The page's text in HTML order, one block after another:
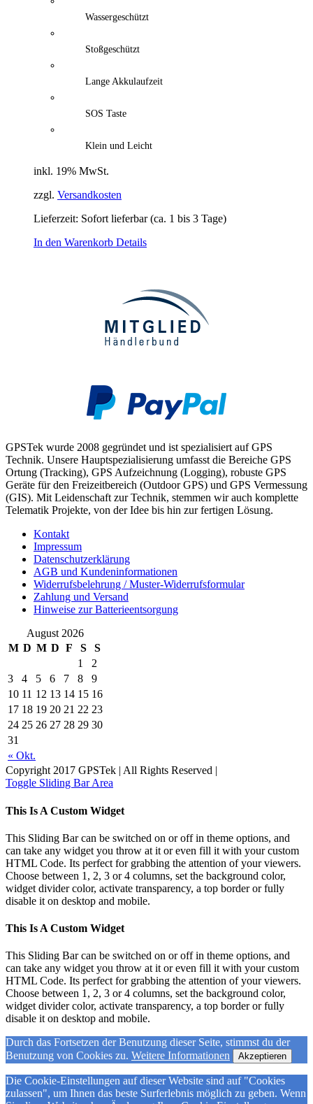
Wassergeschützt
Stoßgeschützt
Lange Akkulaufzeit
SOS Taste
Klein und Leicht
inkl. 19% MwSt.
zzgl. Versandkosten
Lieferzeit: Sofort lieferbar (ca. 1 bis 3 Tage)
In den Warenkorb Details
GPSTek wurde 2008 gegründet und ist spezialisiert auf GPS
Technik. Unsere Hauptspezialisierung umfasst die Bereiche GPS
Ortung (Tracking), GPS Aufzeichnung (Logging), robuste GPS
Geräte für den Freizeitbereich (Outdoor GPS) und GPS Vermessung
(GIS). Mit Leidenschaft zur Technik, stemmen wir auch komplette
Telematik Projekte, von der Idee bis hin zur fertigen Lösung.
Kontakt
Impressum
Datenschutzerklärung
AGB und Kundeninformationen
Widerrufsbelehrung / Muster-Widerrufsformular
Zahlung und Versand
Hinweise zur Batterieentsorgung
August 2026
M D M D F S S
« Okt.
1
2
3
4 5 6 7 8
9
10 11 12 13 14 15 16
17 18 19 20 21 22 23
24 25 26 27 28 29 30
31
Copyright 2017 GPSTek | All Rights Reserved |
Toggle Sliding Bar Area
This Is A Custom Widget
This Sliding Bar can be switched on or off in theme options, and
can take any widget you throw at it or even fill it with your custom
HTML Code. Its perfect for grabbing the attention of your viewers.
Choose between 1, 2, 3 or 4 columns, set the background color,
widget divider color, activate transparency, a top border or fully
disable it on desktop and mobile.
This Is A Custom Widget
This Sliding Bar can be switched on or off in theme options, and
can take any widget you throw at it or even fill it with your custom
HTML Code. Its perfect for grabbing the attention of your viewers.
Choose between 1, 2, 3 or 4 columns, set the background color,
widget divider color, activate transparency, a top border or fully
disable it on desktop and mobile.
Durch das Fortsetzen der Benutzung dieser Seite, stimmst du der
Benutzung von Cookies zu. Weitere Informationen Akzeptieren
Die Cookie-Einstellungen auf dieser Website sind auf "Cookies
zulassen", um Ihnen das beste Surferlebnis möglich zu geben. Wenn